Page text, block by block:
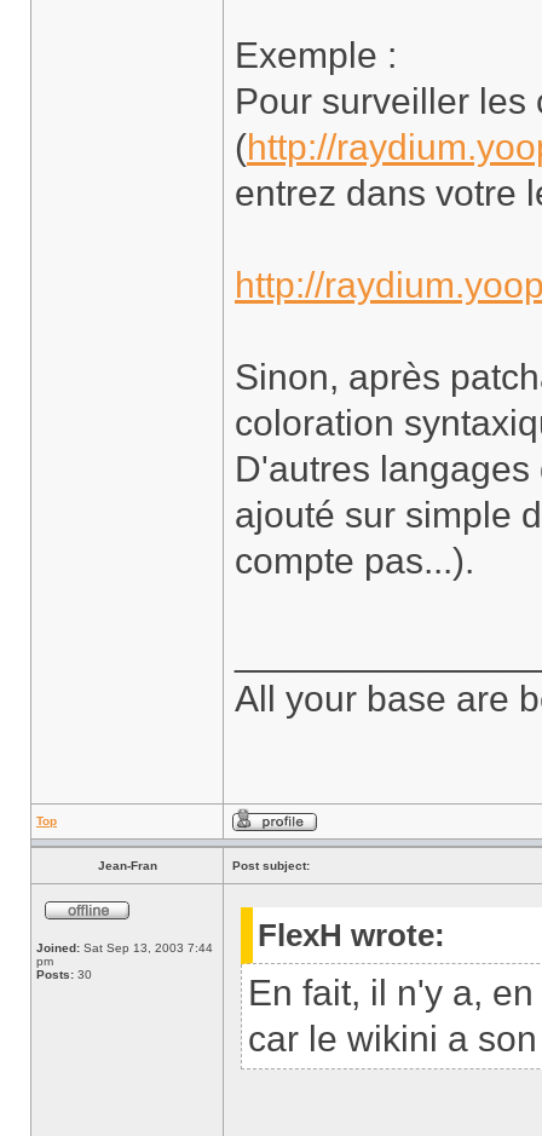
Exemple :
Pour surveiller les
(http://
entrez dans votre
http://
Sinon, après
coloration
D'autres
ajouté sur simple
compte pas...).
All your base are
Top
Jean-Fran Post subject:
Joined: Sat Sep 13, 2003 7:44
pm
Posts: 30
FlexH wrote:
En fait, il n'y a,
car le wikini a